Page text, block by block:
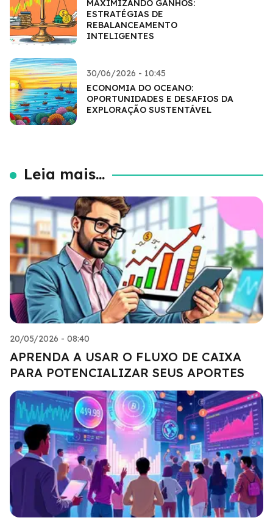
MAXIMIZANDO GANHOS:
ESTRATÉGIAS DE
REBALANCEAMENTO
INTELIGENTES
30/06/2026 - 10:45
ECONOMIA DO OCEANO:
OPORTUNIDADES E DESAFIOS DA
EXPLORAÇÃO SUSTENTÁVEL
Leia mais...
20/05/2026 - 08:40
APRENDA A USAR O FLUXO DE CAIXA
PARA POTENCIALIZAR SEUS APORTES